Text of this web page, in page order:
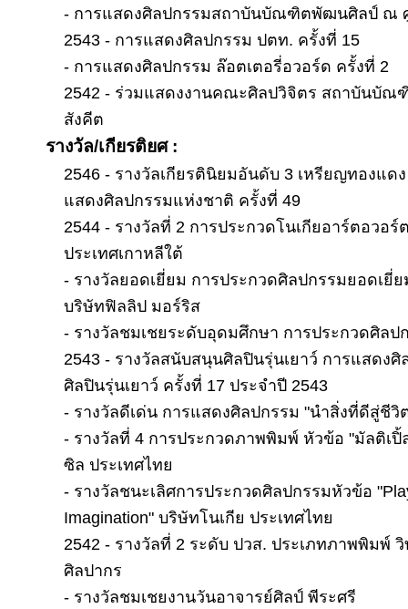
- การแสดงศิลปกรรมสถาบันบัณฑิตพัฒนศิลป์ ณ
2543 - การแสดงศิลปกรรม ปตท. ครั้งที่ 15
- การแสดงศิลปกรรม ล๊อตเตอรี่อวอร์ด ครั้งที่ 2
2542 - ร่วมแสดงงานคณะศิลปวิจิตร สถาบันบั
สังคีต
รางวัล/เกียรติยศ :
2546 - รางวัลเกียรตินิยมอันดับ 3 เหรียญทองแด
แสดงศิลปกรรมแห่งชาติ ครั้งที่ 49
2544 - รางวัลที่ 2 การประกวดโนเกียอาร์ตอวอ
ประเทศเกาหลีใต้
- รางวัลยอดเยี่ยม การประกวดศิลปกรรมยอดเยี่
บริษัทฟิลลิป มอร์ริส
- รางวัลชมเชยระดับอุดมศึกษา การประกวดศิลป
2543 - รางวัลสนับสนุนศิลปินรุ่นเยาว์ การแสดง
ศิลปินรุ่นเยาว์ ครั้งที่ 17 ประจำปี 2543
- รางวัลดีเด่น การแสดงศิลปกรรม "นำสิ่งที่ดีสู่ชีวิ
- รางวัลที่ 4 การประกวดภาพพิมพ์ หัวข้อ "มัลติเปิ้
ซิล ประเทศไทย
- รางวัลชนะเลิศการประกวดศิลปกรรมหัวข้อ
Imagination" บริษัทโนเกีย ประเทศไทย
2542 - รางวัลที่ 2 ระดับ ปวส. ประเภทภาพพิมพ์
ศิลปากร
- รางวัลชมเชยงานวันอาจารย์ศิลป์ พีระศรี